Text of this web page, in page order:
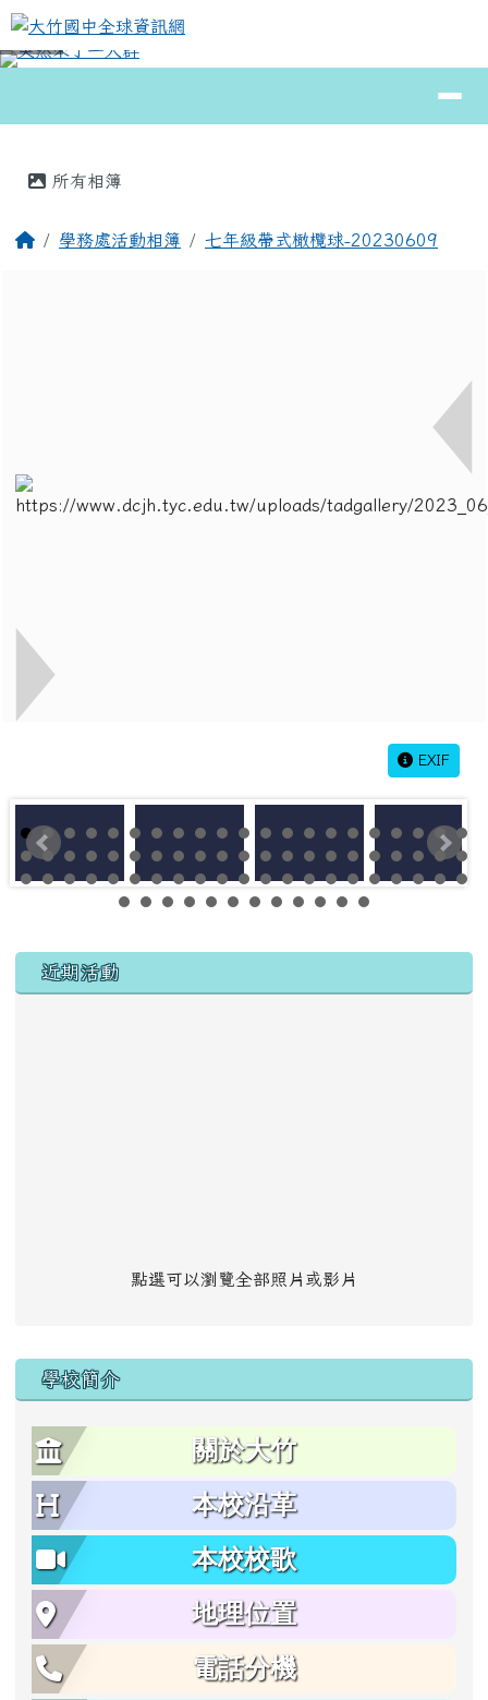
跳至主內容區
大竹國中全球資訊網
⏸
所有相簿
回首頁學務處活動相簿 七年級帶式橄欖球-20230609
EXIF
左邊區域內容
近期活動
點選可以瀏覽全部照片或影片
學校簡介
關於大竹
本校沿革
本校校歌
地理位置
電話分機